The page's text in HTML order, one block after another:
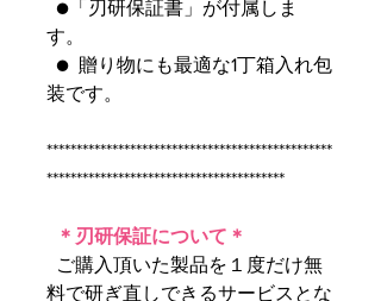
●「刃研保証書」が付属しま
す。
● 贈り物にも最適な1丁箱入れ包
装です。
************************************************
****************************************
＊刃研保証について＊
ご購入頂いた製品を１度だけ無
料で研ぎ直しできるサービスとな